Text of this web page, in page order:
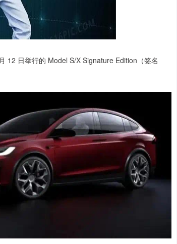
12 日举行的 Model S/X Signature Edition（签名